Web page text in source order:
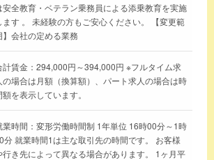
安全教育・ベテラン乗務員による添乗教育を実施
ます 。 未経験の方もご安心ください。 【変更範
】会社の定める業務
計賃金：294,000円～394,000円 ※フルタイム求
の場合は月額（換算額）、パート求人の場合は時
額を表示しています。
業時間：変形労働時間制 1年単位 16時00分～1時
分 就業時間1は主な取引先の時間です。 お客様
行き先によって異なる場合があります。 1ヶ月平